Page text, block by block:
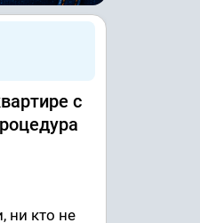
с
ни кто не